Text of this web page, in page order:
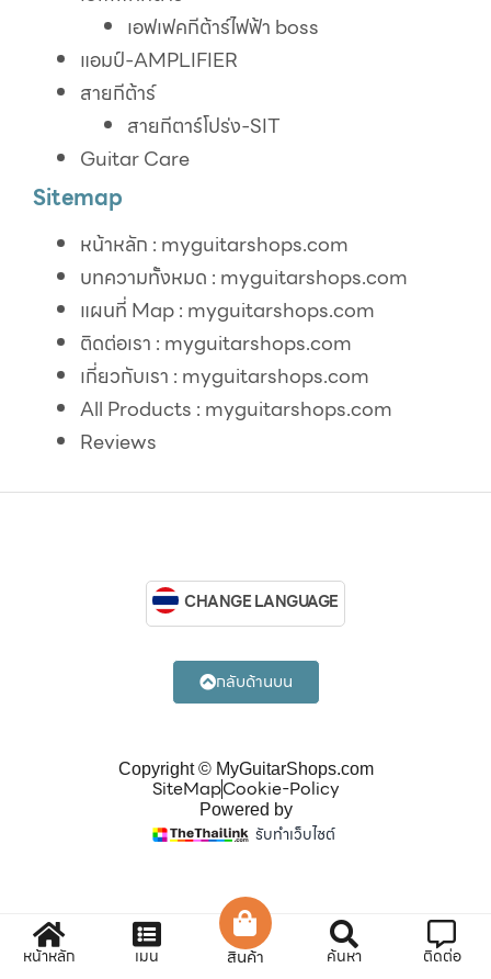
เอฟเฟคกีต้าร์ไฟฟ้า boss
แอมป์-AMPLIFIER
สายกีต้าร์
สายกีตาร์โปร่ง-SIT
Guitar Care
Sitemap
หน้าหลัก : myguitarshops.com
บทความทั้งหมด : myguitarshops.com
แผนที่ Map : myguitarshops.com
ติดต่อเรา : myguitarshops.com
เกี่ยวกับเรา : myguitarshops.com
All Products : myguitarshops.com
Reviews
Copyright © MyGuitarShops.com
SiteMapCookie-Policy
Powered by
รับทำเว็บไซต์
CHANGE LANGUAGE
กลับด้านบน
หน้าหลัก เมนู สินค้า ค้นหา ติดต่อ